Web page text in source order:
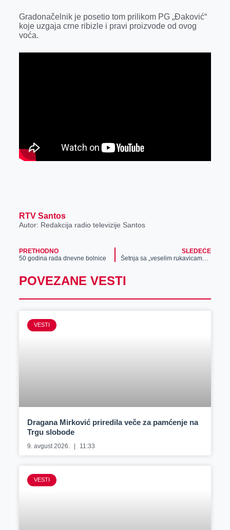
Gradonačelnik je posetio tom prilikom PG „Đaković“
koje uzgaja crne ribizle i pravi proizvode od ovog
voća.
RTV Santos
Autor: Redakcija radio televizije Santos
PRETHODNO
50 godina rada dnevne bolnice
SLEDEĆE
Šetnja sa „veselim rukavicama“ u Zrenjaninu
POVEZANE VESTI
VESTI
Dragana Mirković priredila veče za pamćenje na
Trgu slobode
9. avgust 2026. 11:33
VESTI